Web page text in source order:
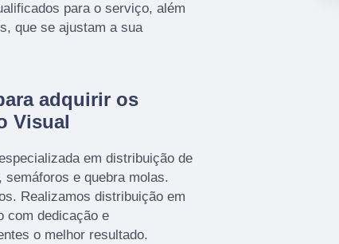
para o serviço, além
que se ajustam a sua
adquirir os
Visual
em distribuição de
e quebra molas.
Realizamos distribuição em
com dedicação e
o melhor resultado.